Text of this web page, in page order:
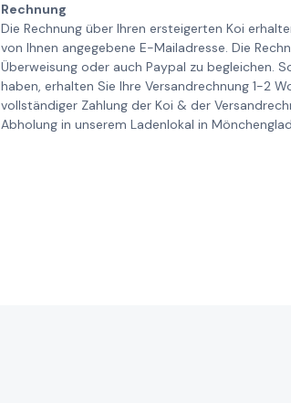
Rechnung
Die Rechnung über Ihren ersteigerten Koi
von Ihnen angegebene E-Mailadresse. Die
Überweisung oder auch Paypal zu begleichen.
haben, erhalten Sie Ihre Versandrechnung 1-2
vollständiger Zahlung der Koi & der
Abholung in unserem Ladenlokal in